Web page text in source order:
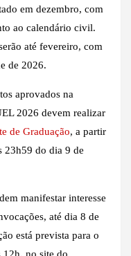
em dezembro, com
ao calendário civil.
até fevereiro, com
de 2026.
aprovados na
2026 devem realizar
de Graduação, a partir
23h59 do dia 9 de
manifestar interesse
até dia 8 de
está prevista para o
no site do